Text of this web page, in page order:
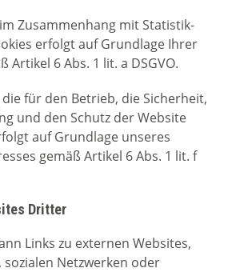
Zusammenhang mit Statistik-
erfolgt auf Grundlage Ihrer
Artikel 6 Abs. 1 lit. a DSGVO.
für den Betrieb, die Sicherheit,
und den Schutz der Website
auf Grundlage unseres
gemäß Artikel 6 Abs. 1 lit. f
Dritter
Links zu externen Websites,
Netzwerken oder